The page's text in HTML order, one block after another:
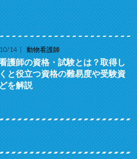
14 動物看護師
護師の資格・試験とは？取得し
と役立つ資格の難易度や受験資
を解説